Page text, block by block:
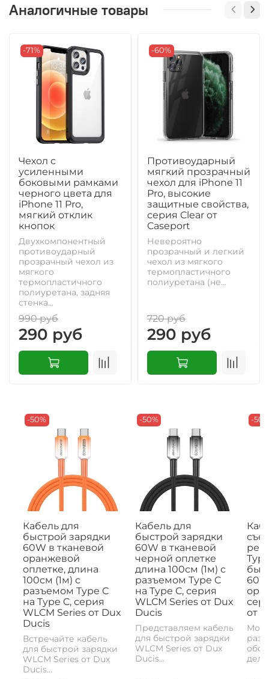
Аналогичные товары
-71%
Чехол с
усиленными
боковыми рамками
черного цвета для
iPhone 11 Pro,
мягкий отклик
кнопок
Двухкомпонентный
противоударный
прозрачный чехол из
мягкого
термопластичного
полиуретана, задняя
стенка...
990 руб
290 руб
-60%
Противоударный
мягкий прозрачный
чехол для iPhone 11
Pro, высокие
защитные свойства,
серия Clear от
Caseport
Невероятно
прозрачный и легкий
чехол из мягкого
термопластичного
полиуретана (не...
720 руб
290 руб
-50%
Кабель для
быстрой зарядки
60W в тканевой
оранжевой
оплетке, длина
100см (1м) с
разъемом Type C
на Type C, серия
WLCM Series от Dux
Ducis
Встречайте кабель
для быстрой зарядки
WLCM Series от Dux
Ducis...
-50%
Кабель для
быстрой зарядки
60W в тканевой
черной оплетке
длина 100см (1м) с
разъемом Type C
на Type C, серия
WLCM Series от Dux
Ducis
Представляем кабель
для быстрой зарядки
WLCM Series от Dux
Ducis...
-
от